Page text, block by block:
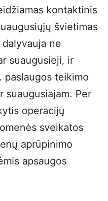
kontaktinis
švietimas
ne
suaugusieji, ir
paslaugos teikimo
suaugusiajam. Per
operacijų
sveikatos
aprūpinimo
apsaugos